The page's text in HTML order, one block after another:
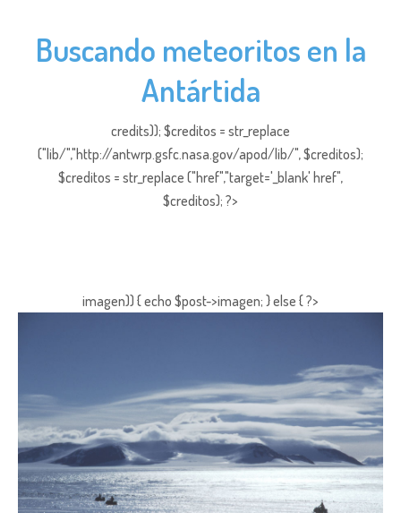
Buscando meteoritos en la
Antártida
credits)); $creditos = str_replace
("lib/","http://antwrp.gsfc.nasa.gov/apod/lib/", $creditos);
$creditos = str_replace ("href","target='_blank' href",
$creditos); ?>
imagen)) { echo $post->imagen; } else { ?>